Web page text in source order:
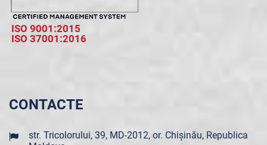
ISO 9001:2015
ISO 37001:2016
CONTACTE
str. Tricolorului, 39, MD-2012, or. Chișinău, Republica